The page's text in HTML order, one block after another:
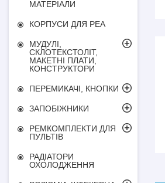
МАТЕРІАЛИ
КОРПУСИ ДЛЯ РЕА
МУДУЛІ,
СКЛОТЕКСТОЛІТ,
МАКЕТНІ ПЛАТИ,
КОНСТРУКТОРИ
ПЕРЕМИКАЧІ, КНОПКИ
ЗАПОБІЖНИКИ
РЕМКОМПЛЕКТИ ДЛЯ
ПУЛЬТІВ
РАДІАТОРИ
ОХОЛОДЖЕННЯ